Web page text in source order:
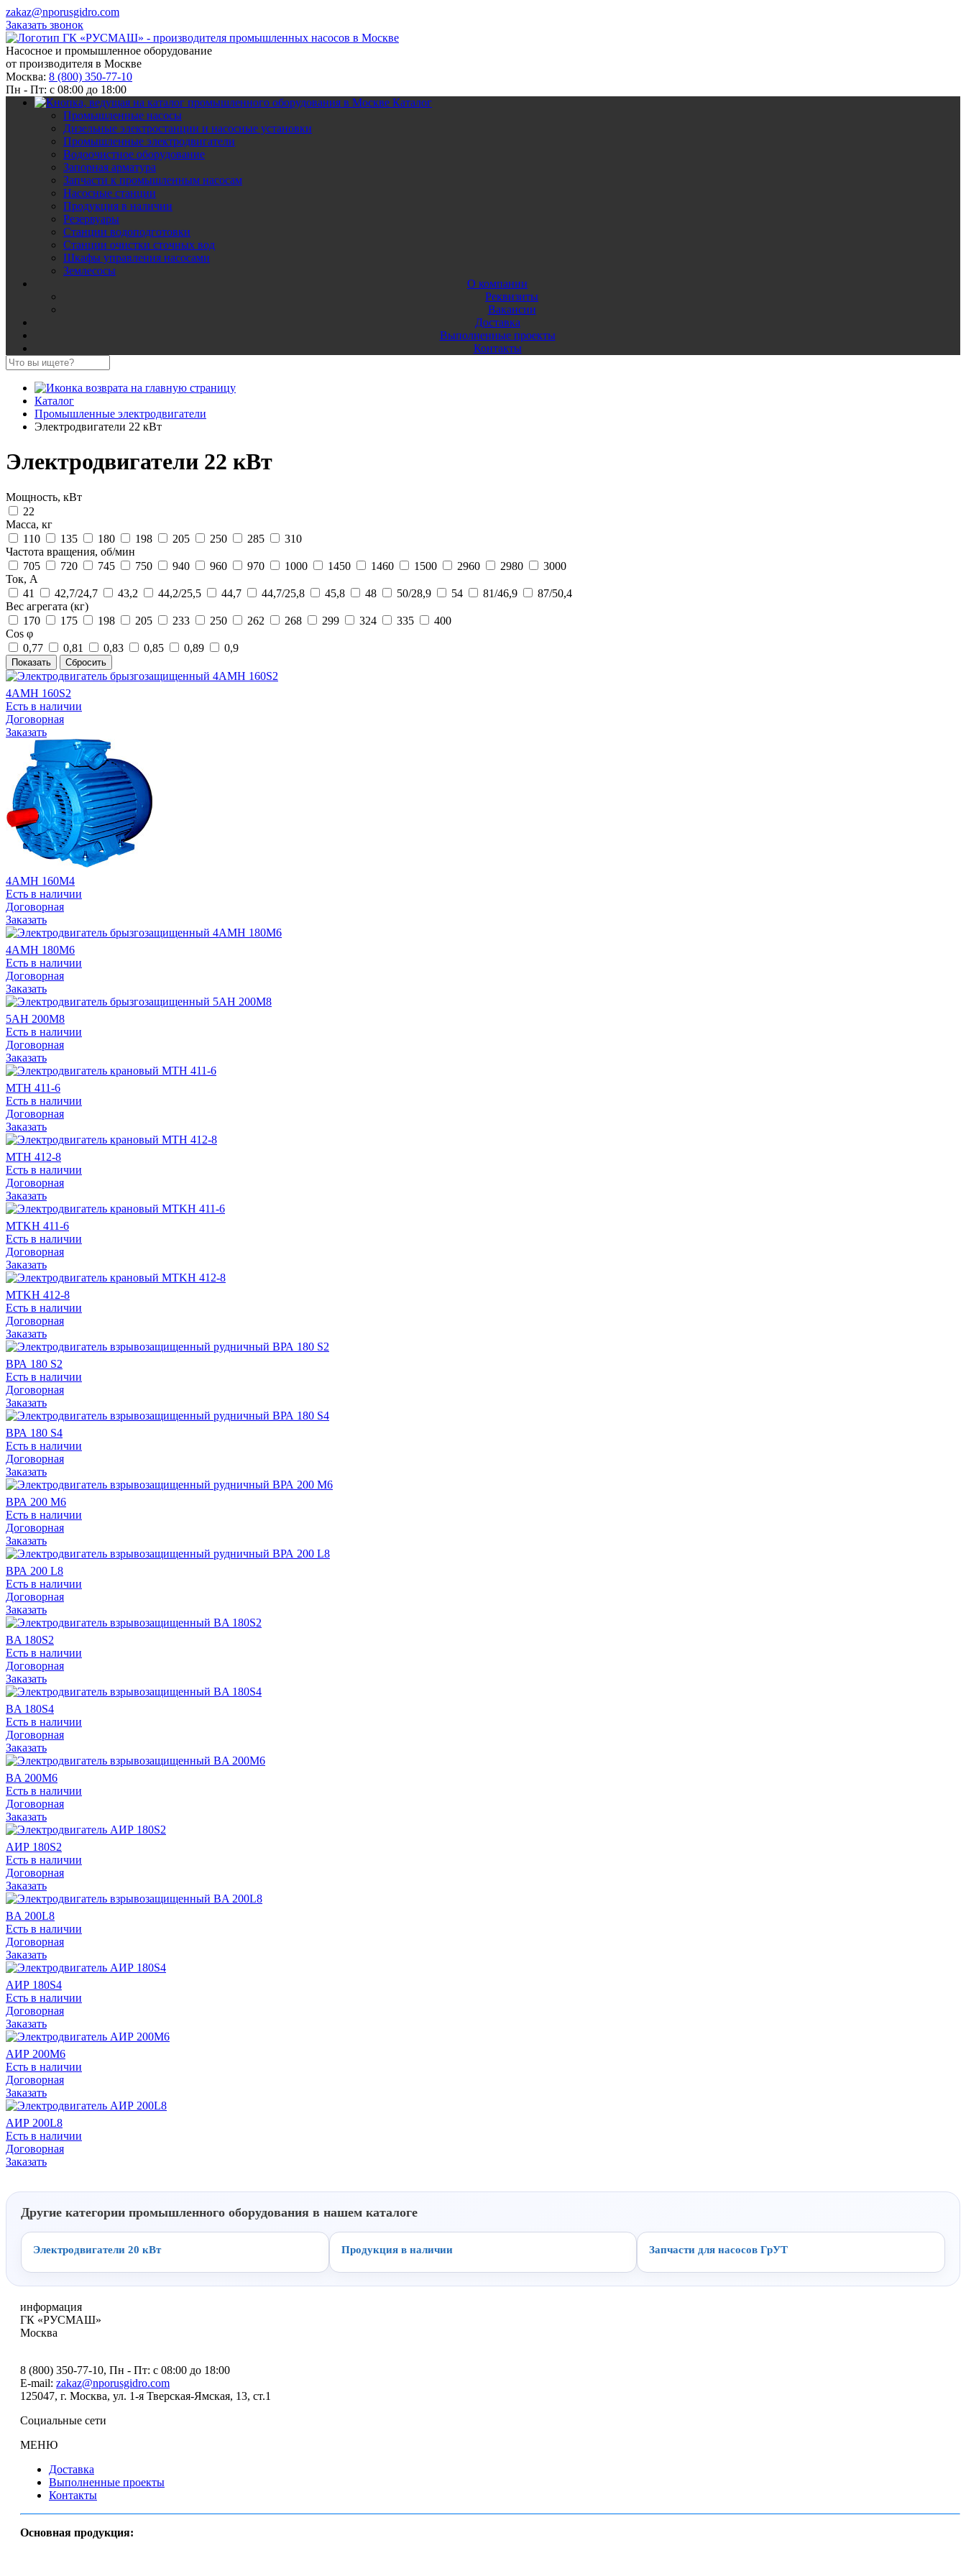
zakaz@nporusgidro.com
Заказать звонок
Насосное и промышленное оборудование
от производителя в Москве
Москва: 8 (800) 350-77-10
Пн - Пт: с 08:00 до 18:00
Каталог
Промышленные насосы
Дизельные электростанции и насосные установки
Промышленные электродвигатели
Водоочистное оборудование
Запорная арматура
Запчасти к промышленным насосам
Насосные станции
Продукция в наличии
Резервуары
Станции водоподготовки
Станции очистки сточных вод
Шкафы управления насосами
Землесосы
О компании
Реквизиты
Вакансии
Доставка
Выполненные проекты
Контакты
Каталог
Промышленные электродвигатели
Электродвигатели 22 кВт
Электродвигатели 22 кВт
Мощность, кВт
22
Масса, кг
110
135 180 198 205 250 285
310
Частота вращения, об/мин
705
720 745 750 940 960 970 1000 1450 1460 1500 2960 2980
3000
Ток, А
41
42,7/24,7 43,2 44,2/25,5 44,7 44,7/25,8 45,8 48 50/28,9 54 81/46,9
87/50,4
Вес агрегата (кг)
170
175 198 205 233 250 262 268 299 324 335
400
Cos φ
0,77
0,81 0,83 0,85 0,89 0,9
4АМН 160S2
Есть в наличии
Договорная
Заказать
4АМН 160M4
Есть в наличии
Договорная
Заказать
4АМН 180M6
Есть в наличии
Договорная
Заказать
5АН 200М8
Есть в наличии
Договорная
Заказать
МТН 411-6
Есть в наличии
Договорная
Заказать
МТН 412-8
Есть в наличии
Договорная
Заказать
МТKН 411-6
Есть в наличии
Договорная
Заказать
МТKН 412-8
Есть в наличии
Договорная
Заказать
ВРА 180 S2
Есть в наличии
Договорная
Заказать
ВРА 180 S4
Есть в наличии
Договорная
Заказать
ВРА 200 M6
Есть в наличии
Договорная
Заказать
ВРА 200 L8
Есть в наличии
Договорная
Заказать
BA 180S2
Есть в наличии
Договорная
Заказать
BA 180S4
Есть в наличии
Договорная
Заказать
BA 200M6
Есть в наличии
Договорная
Заказать
АИР 180S2
Есть в наличии
Договорная
Заказать
BA 200L8
Есть в наличии
Договорная
Заказать
АИР 180S4
Есть в наличии
Договорная
Заказать
АИР 200М6
Есть в наличии
Договорная
Заказать
АИР 200L8
Есть в наличии
Договорная
Заказать
Другие категории промышленного оборудования в нашем каталоге
Электродвигатели 20 кВт Продукция в наличии Запчасти для насосов ГрУТ
информация
ГК «РУСМАШ»
Москва
8 (800) 350-77-10, Пн - Пт: с 08:00 до 18:00
E-mail: zakaz@nporusgidro.com
125047, г. Москва, ул. 1-я Тверская-Ямская, 13, ст.1
Социальные сети
МЕНЮ
Доставка
Выполненные проекты
Контакты
Основная продукция: